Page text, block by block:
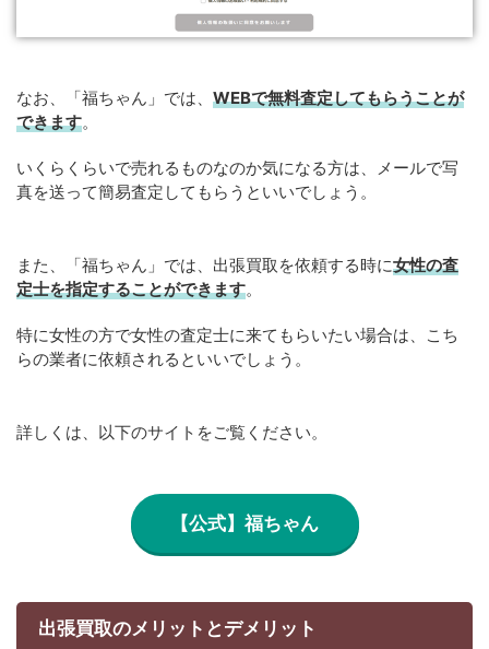
なお、「福ちゃん」では、 WEBで無料査定してもらうことが
できます。
いくらくらいで売れるものなのか気になる方は、メールで写
真を送って簡易査定してもらうといいでしょう。
また、「福ちゃん」では、出張買取を依頼する時に女性の査
定士を指定することができます。
特に女性の方で女性の査定士に来てもらいたい場合は、こち
らの業者に依頼されるといいでしょう。
詳しくは、以下のサイトをご覧ください。
【公式】福ちゃん
出張買取のメリットとデメリット